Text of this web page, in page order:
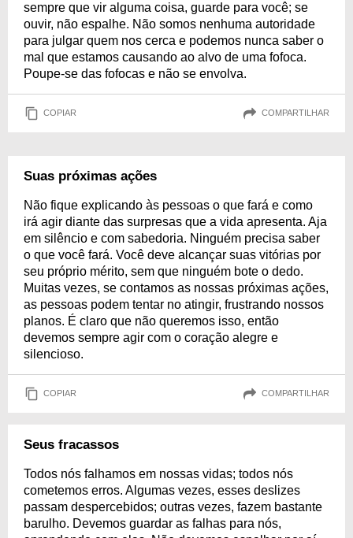
sempre que vir alguma coisa, guarde para você; se
ouvir, não espalhe. Não somos nenhuma autoridade
para julgar quem nos cerca e podemos nunca saber o
mal que estamos causando ao alvo de uma fofoca.
Poupe-se das fofocas e não se envolva.
COPIAR COMPARTILHAR
Suas próximas ações
Não fique explicando às pessoas o que fará e como
irá agir diante das surpresas que a vida apresenta. Aja
em silêncio e com sabedoria. Ninguém precisa saber
o que você fará. Você deve alcançar suas vitórias por
seu próprio mérito, sem que ninguém bote o dedo.
Muitas vezes, se contamos as nossas próximas ações,
as pessoas podem tentar no atingir, frustrando nossos
planos. É claro que não queremos isso, então
devemos sempre agir com o coração alegre e
silencioso.
COPIAR COMPARTILHAR
Seus fracassos
Todos nós falhamos em nossas vidas; todos nós
cometemos erros. Algumas vezes, esses deslizes
passam despercebidos; outras vezes, fazem bastante
barulho. Devemos guardar as falhas para nós,